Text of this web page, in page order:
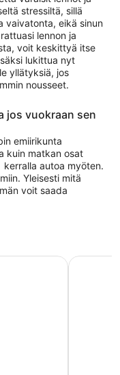
stressiltä, sillä
vaivatonta, eikä sinun
lennon ja
voit keskittyä itse
lukittua nyt
yllätyksiä, jos
nousseet.
jos vuokraan sen
emiirikunta
kuin matkan osat
autoa myöten.
Yleisesti mitä
voit saada
-bussikierrosLouvre